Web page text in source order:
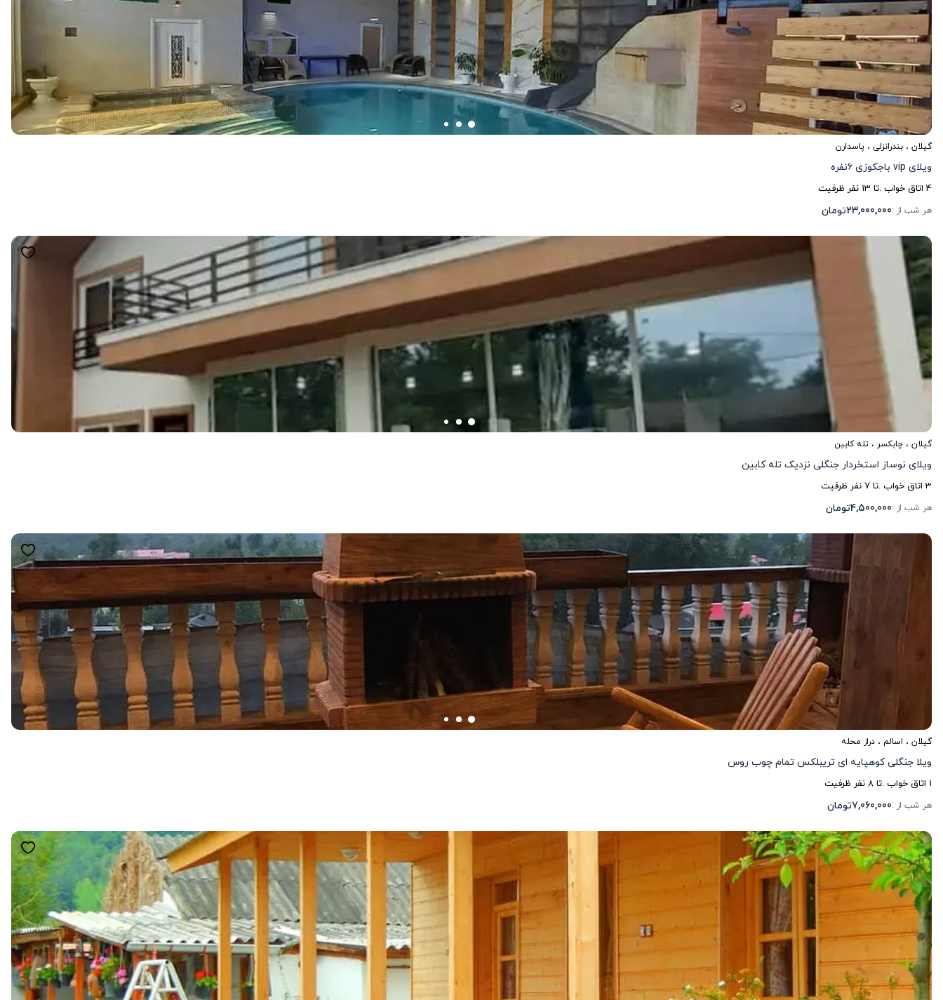
گیلان ، بندرانزلی ، پاسدارن
ویلای vip باجکوزی ٦نفره
4 اتاق خواب .تا 13 نفر ظرفیت
هر شب از :23,000,000تومان
گیلان ، چابکسر ، تله کابین
ویلای نوساز استخردار جنگلی نزدیک تله کابین
3 اتاق خواب .تا7نفر ظرفیت
هر شب از :4,500,000تومان
گیلان ، اسالم ، دراز محله
ویلا جنگلی کوهپایه ای تریبلکس تمام چوب روس
1 اتاق خواب .تا8نفر ظرفیت
هر شب از :7,060,000تومان